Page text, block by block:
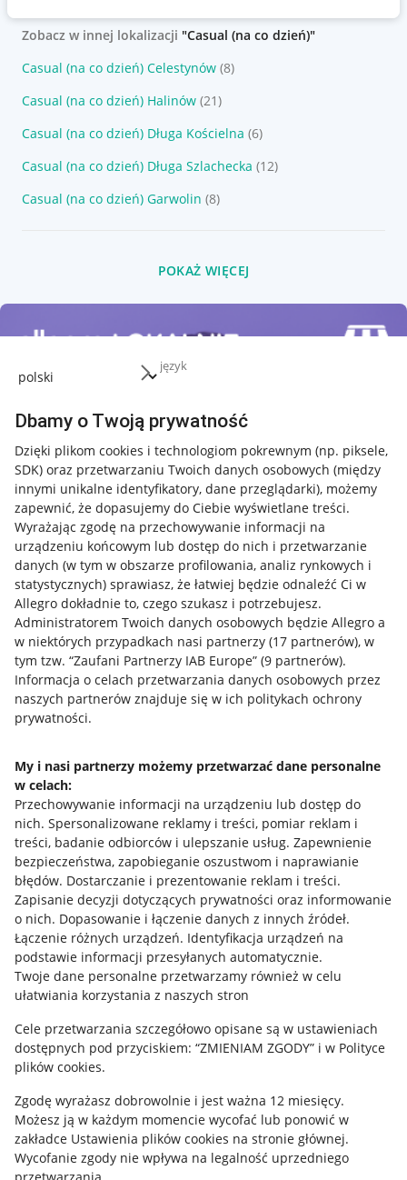
język
Dbamy o Twoją prywatność
Dzięki plikom cookies i technologiom pokrewnym (np. piksele,
SDK) oraz przetwarzaniu Twoich danych osobowych (między
innymi unikalne identyfikatory, dane przeglądarki), możemy
zapewnić, że dopasujemy do Ciebie wyświetlane treści.
Wyrażając zgodę na przechowywanie informacji na
urządzeniu końcowym lub dostęp do nich i przetwarzanie
danych (w tym w obszarze profilowania, analiz rynkowych i
statystycznych) sprawiasz, że łatwiej będzie odnaleźć Ci w
Allegro dokładnie to, czego szukasz i potrzebujesz.
Administratorem Twoich danych osobowych będzie Allegro a
w niektórych przypadkach nasi partnerzy (17 partnerów), w
tym tzw. “Zaufani Partnerzy IAB Europe” (9 partnerów).
Informacja o celach przetwarzania danych osobowych przez
naszych partnerów znajduje się w ich politykach ochrony
prywatności.
My i nasi partnerzy możemy przetwarzać dane personalne
w celach:
Przechowywanie informacji na urządzeniu lub dostęp do
nich. Spersonalizowane reklamy i treści, pomiar reklam i
treści, badanie odbiorców i ulepszanie usług. Zapewnienie
bezpieczeństwa, zapobieganie oszustwom i naprawianie
błędów. Dostarczanie i prezentowanie reklam i treści.
Zapisanie decyzji dotyczących prywatności oraz informowanie
o nich. Dopasowanie i łączenie danych z innych źródeł.
Łączenie różnych urządzeń. Identyfikacja urządzeń na
podstawie informacji przesyłanych automatycznie.
Twoje dane personalne przetwarzamy również w celu
ułatwiania korzystania z naszych stron
Cele przetwarzania szczegółowo opisane są w ustawieniach
dostępnych pod przyciskiem: “ZMIENIAM ZGODY” i w Polityce
plików cookies.
Zgodę wyrażasz dobrowolnie i jest ważna 12 miesięcy.
Możesz ją w każdym momencie wycofać lub ponowić w
zakładce Ustawienia plików cookies na stronie głównej.
Wycofanie zgody nie wpływa na legalność uprzedniego
Zobacz w innej lokalizacji "Casual (na co dzień)"
Casual (na co dzień) Celestynów (8)
Casual (na co dzień) Halinów (21)
Casual (na co dzień) Długa Kościelna (6)
Casual (na co dzień) Długa Szlachecka (12)
Casual (na co dzień) Garwolin (8)
POKAŻ WIĘCEJ
Przydatne informacje
Jak to działa
Allegro Gadane dla sprzedających
Allegro Gadane dla kupujących
Mapa miejscowości
Informacje prawne
Regulamin
Polityka plików "cookies"
Ustawienia plików "cookies"
Udostępnianie lokalizacji
Informacje dla Aktu o Usługach Cyfrowych
Pobierz aplikację